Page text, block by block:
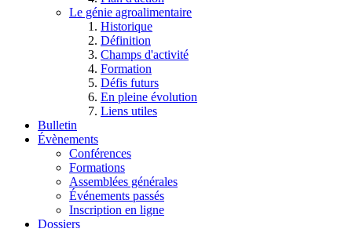
Le génie agroalimentaire
Historique
Définition
Champs d'activité
Formation
Défis futurs
En pleine évolution
Liens utiles
Bulletin
Évènements
Conférences
Formations
Assemblées générales
Événements passés
Inscription en ligne
Dossiers